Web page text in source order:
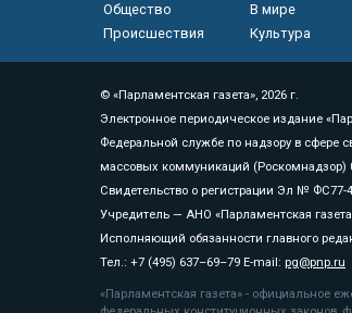
Общество
В мире
Происшествия
Культура
© «Парламентская газета», 2026 г.
Электронное периодическое издание
Федеральной службе по надзору в сфере
массовых коммуникаций (Роскомнадзор)
Свидетельство о регистрации Эл № ФС77-
Учредитель — АНО «Парламентская
Исполняющий обязанности главного
Тел.: +7 (495) 637–69–79 E-mail: pg@pnp.ru
«Парламентская газета» - официальное